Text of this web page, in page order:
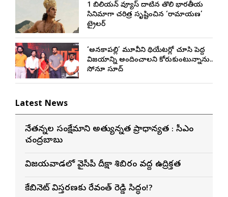
1 బిలియన్ వ్యూస్ దాటిన తొలి భారతీయ
సినిమాగా చరిత్ర సృష్టించిన ‘రామాయణ’
ట్రైలర్
‘అనకాపల్లి’ మూవీని థియేటర్లో చూసి పెద్ద
విజయాన్ని అందించాలని కోరుకుంటున్నాను..
సోనూ సూద్
Latest News
నేతన్నల సంక్షేమానికి అత్యున్నత ప్రాధాన్యత : సీఎం
చంద్రబాబు
విజయవాడలో వైసీపీ దీక్షా శిబిరం వద్ద ఉద్రిక్తత
కేబినెట్ విస్తరణకు రేవంత్ రెడ్డి సిద్ధం!?